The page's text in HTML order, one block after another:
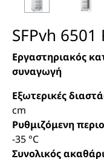
SFPvh
Εργαστηριακός
συναγωγή
Εξωτερικές
cm
Ρυθμιζόμενη
-35 °C
Συνολικός